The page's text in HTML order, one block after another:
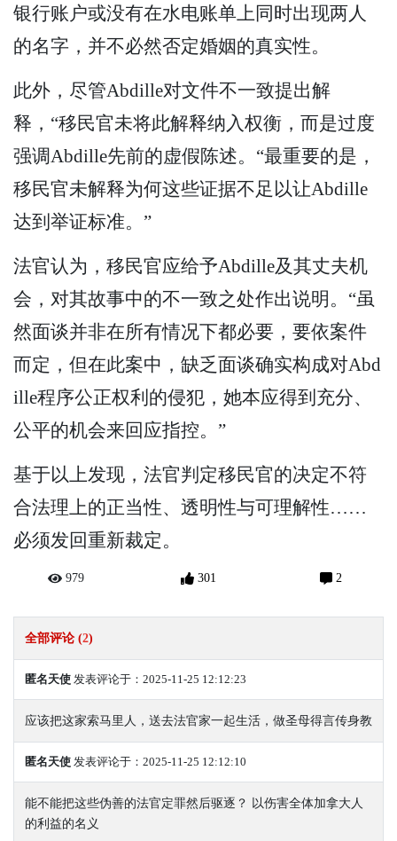
银行账户或没有在水电账单上同时出现两人
的名字，并不必然否定婚姻的真实性。
此外，尽管Abdille对文件不一致提出解
释，“移民官未将此解释纳入权衡，而是过度
强调Abdille先前的虚假陈述。“最重要的是，
移民官未解释为何这些证据不足以让Abdille
达到举证标准。”
法官认为，移民官应给予Abdille及其丈夫机
会，对其故事中的不一致之处作出说明。“虽
然面谈并非在所有情况下都必要，要依案件
而定，但在此案中，缺乏面谈确实构成对Abd
ille程序公正权利的侵犯，她本应得到充分、
公平的机会来回应指控。”
基于以上发现，法官判定移民官的决定不符
合法理上的正当性、透明性与可理解性……
必须发回重新裁定。
979 301 2
全部评论 (2)
匿名天使 发表评论于：2025-11-25 12:12:23
应该把这家索马里人，送去法官家一起生活，做圣母得言传身教
匿名天使 发表评论于：2025-11-25 12:12:10
能不能把这些伪善的法官定罪然后驱逐？ 以伤害全体加拿大人
的利益的名义